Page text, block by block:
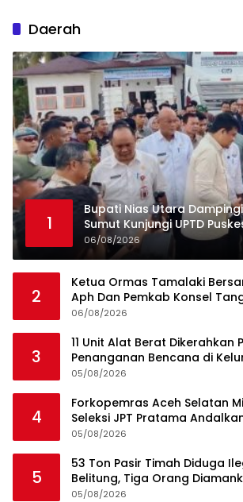
Daerah
1
Bupati Nias Utara
Sumut Kunjungi UPTD
06/08/2026
2
Ketua Ormas Tamalaki
Aph Dan Pemkab Konsel
Angkut Cangkang Sawit
06/08/2026
3
11 Unit Alat Berat Dikerahkan
Penanganan Bencana di
Kecamatan Tukka
05/08/2026
4
Forkopemras Aceh Selatan
Seleksi JPT Pratama
dan Integritas, Bukan
05/08/2026
5
53 Ton Pasir Timah Diduga
Belitung, Tiga Orang
Diburu
05/08/2026